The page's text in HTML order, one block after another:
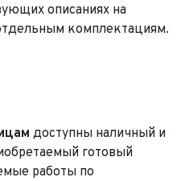
описаниях на
комплектациям.
доступны наличный и
готовый
работы по